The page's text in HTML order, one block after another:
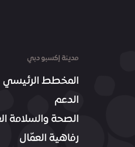
مدينة إكسبو دبي
المخطط الرئيسي
الدعم
الصحة والسلامة
رفاهية العمّال